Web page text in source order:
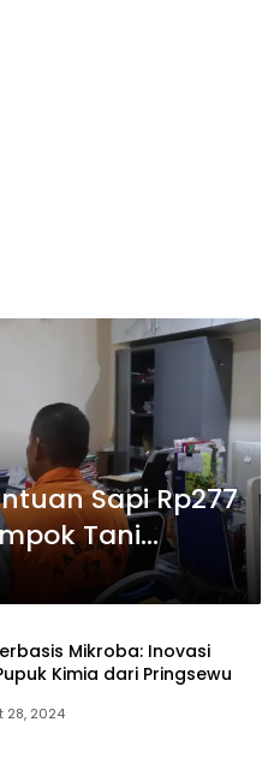
Sapi Rp277
Tani
Ditangkap
Mikroba: Inovasi
Kimia dari Pringsewu
28, 2024